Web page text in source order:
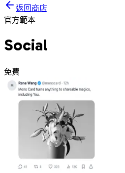
返回商店
官方範本
Social
免費